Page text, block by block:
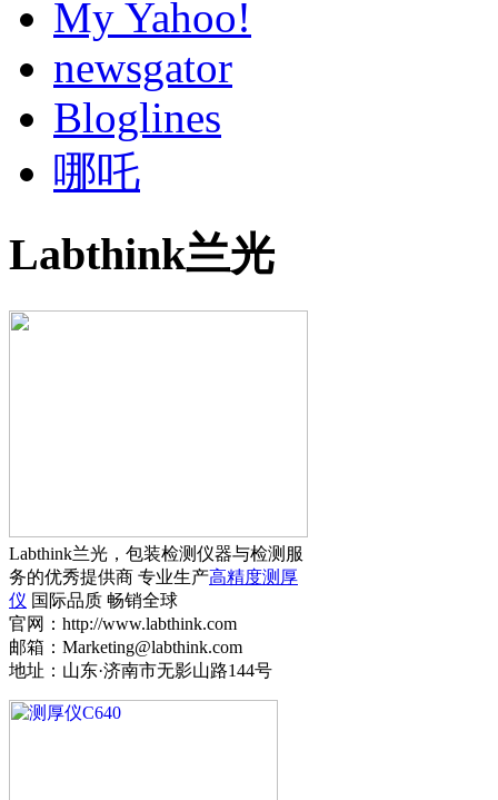
My Yahoo!
newsgator
Bloglines
哪吒
Labthink兰光
Labthink兰光，包装检测仪器与检测服
务的优秀提供商 专业生产高精度测厚
仪 国际品质 畅销全球
官网：http://www.labthink.com
邮箱：Marketing@labthink.com
地址：山东·济南市无影山路144号